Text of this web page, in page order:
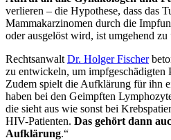
verlieren – die Hypothese, dass das
Mammakarzinomen durch die
oder ausgelöst wird, ist umgehend zu
Rechtsanwalt Dr. Holger Fischer
zu entwickeln, um impfgeschädigten
Zudem spielt die Aufklärung für ihn
haben bei den Geimpften
die sieht aus wie sonst bei
HIV-Patienten. Das gehört dann
Aufklärung.“